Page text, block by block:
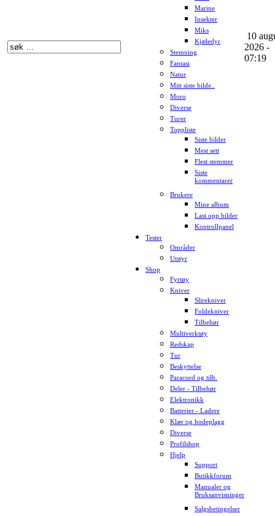
Marine
Insekter
Miks
Kjæledyr
Stemning
Fantasi
Natur
Mitt siste bilde..
Moro
Diverse
Turer
Toppliste
Siste bilder
Mest sett
Flest stemmer
Siste
kommentarer
Brukere
Mine album
Last opp bilder
Kontrollpanel
Tester
Områder
Utstyr
Shop
Fyrtøy
Kniver
Slirekniver
Foldekniver
Tilbehør
Multiverktøy
Redskap
Tur
Beskyttelse
Paracord og tilb.
Deler - Tilbehør
Elektronikk
Batterier - Ladere
Klær og hodeplagg
Diverse
Profilshop
Hjelp
Support
Butikkforum
Manualer og
Bruksanvisninger
Salgsbetingelser
10
2026 -
07:19